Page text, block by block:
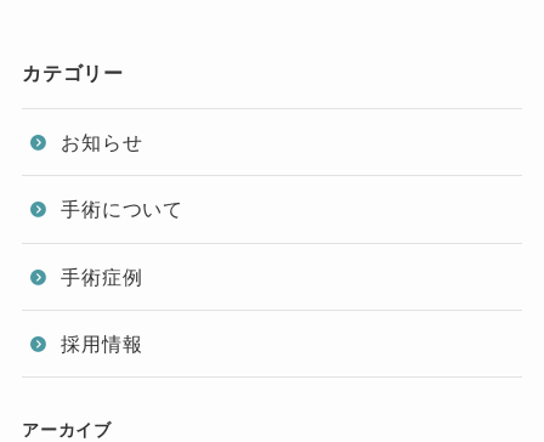
カテゴリー
お知らせ
手術について
手術症例
採用情報
アーカイブ